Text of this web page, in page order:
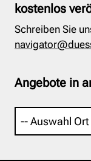
kostenlos
Schreiben Sie
Angebote in